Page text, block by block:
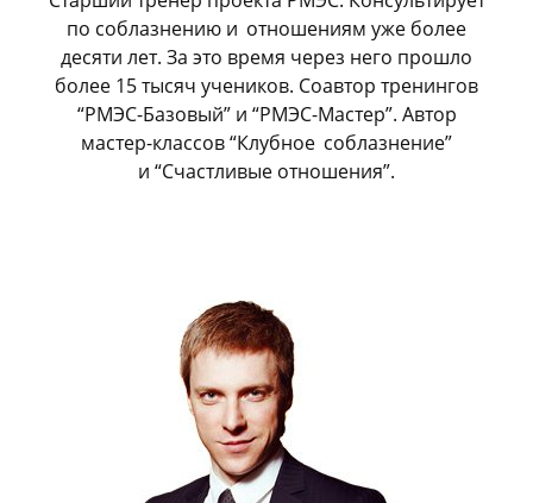
по соблазнению и отношениям уже более
десяти лет. За это время через него прошло
более 15 тысяч учеников. Соавтор тренингов
“РМЭС-Базовый” и “РМЭС-Мастер”. Автор
мастер-классов “Клубное соблазнение”
и “Счастливые отношения”.